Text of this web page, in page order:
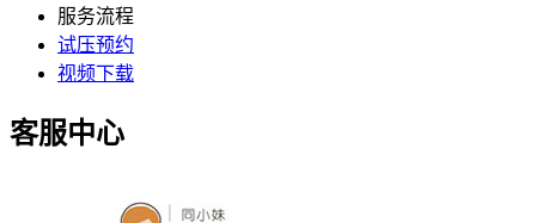
服务流程
试压预约
视频下载
客服中心